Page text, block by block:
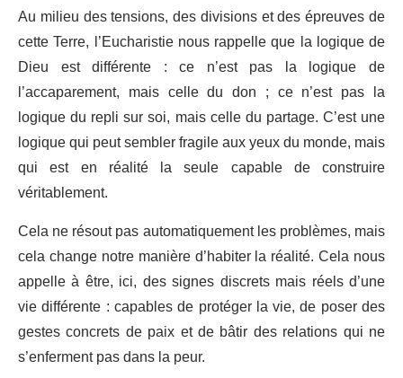
Au milieu des tensions, des divisions et des épreuves de
cette Terre, l’Eucharistie nous rappelle que la logique de
Dieu est différente : ce n’est pas la logique de
l’accaparement, mais celle du don ; ce n’est pas la
logique du repli sur soi, mais celle du partage. C’est une
logique qui peut sembler fragile aux yeux du monde, mais
qui est en réalité la seule capable de construire
véritablement.
Cela ne résout pas automatiquement les problèmes, mais
cela change notre manière d’habiter la réalité. Cela nous
appelle à être, ici, des signes discrets mais réels d’une
vie différente : capables de protéger la vie, de poser des
gestes concrets de paix et de bâtir des relations qui ne
s’enferment pas dans la peur.